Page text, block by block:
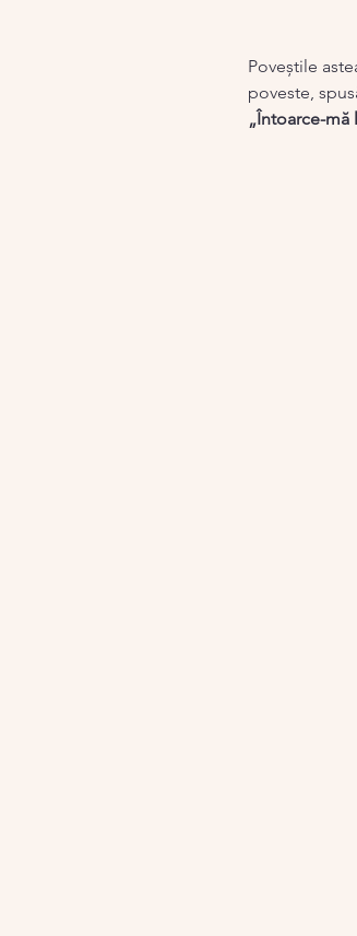
Poveștile
poveste,
„Întoarce-mă
că nu mai
lucruri
merge mai
nimic. Doar
de dus.